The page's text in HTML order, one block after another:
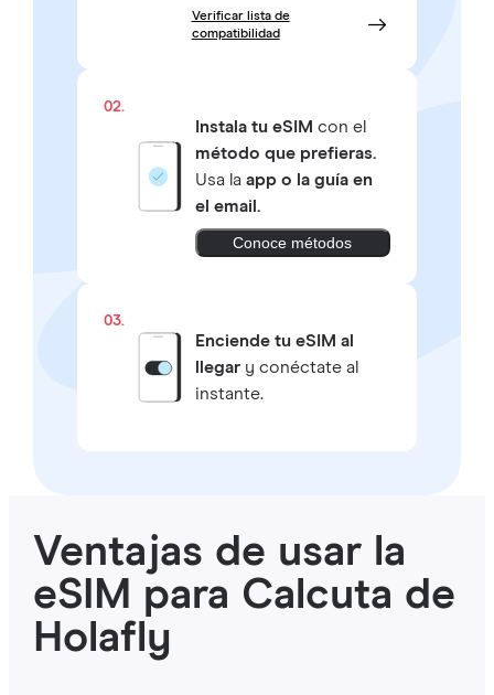
Verificar lista de
compatibilidad
02.
Instala tu eSIM con el
método que prefieras.
Usa la app o la guía en
el email.
Conoce métodos
03.
Enciende tu eSIM al
llegary conéctate al
instante.
Ventajas de usar la
eSIM para Calcuta de
Holafly